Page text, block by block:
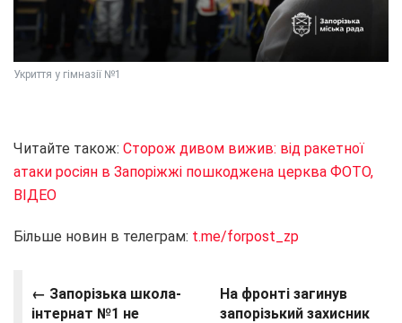
Укриття у гімназії №1
Читайте також: Сторож дивом вижив: від ракетної
атаки росіян в Запоріжжі пошкоджена церква ФОТО,
ВІДЕО
Більше новин в телеграм: t.me/forpost_zp
← Запорізька школа-
інтернат №1 не
На фронті загинув
запорізький захисник